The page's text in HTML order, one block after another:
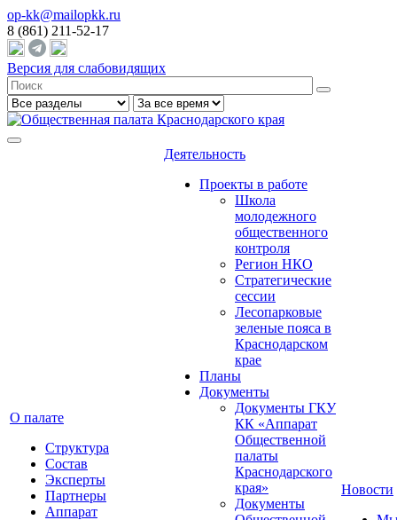
op-kk@mailopkk.ru
8 (861) 211-52-17
Версия для слабовидящих
О палате
Структура
Состав
Эксперты
Партнеры
Аппарат
Деятельность
Проекты в работе
Школа
молодежного
общественного
контроля
Регион НКО
Стратегические
сессии
Лесопарковые
зеленые пояса в
Краснодарском
крае
Планы
Документы
Документы ГКУ
КК «Аппарат
Общественной
палаты
Краснодарского
края»
Документы
Новости